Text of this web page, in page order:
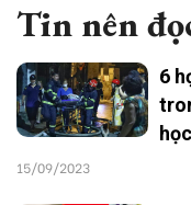
Tin nên
6
15/09/2023